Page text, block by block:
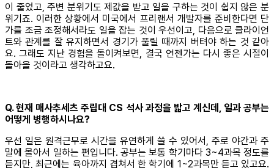
이 줄었고, 주변 분위기도 제값을 받고 일을 구하는 것이 쉽지 않은 분
위기죠. 이러한 상황에서 미국에서 프리랜서 개발자를 준비한다면 단
가를 조금 조정해서라도 일을 잡는 것이 우선이고, 다음으로 클라이언
트와 관계를 잘 유지하면서 경기가 풀릴 때까지 버텨야 하는 것 같아
요. 그래도 지난 경험을 돌이켜보면, 결국 언젠가는 다시 좋은 시절이
돌아올 것이라고 생각하고요.
Q. 현재 매사추세츠 주립대 CS 석사 과정을 밟고 계신데, 일과 공부는
어떻게 병행하시나요?
우선 일은 원격근무로 시간을 유연하게 쓸 수 있어서, 주로 야간과 주
말에 몰아서 일하는 편입니다. 공부는 보통 학기마다 3~4과목 정도를
듣지만, 최근에는 육아까지 겹쳐서 한 학기에 1~2과목만 듣고 있고요.